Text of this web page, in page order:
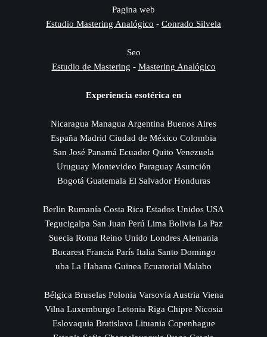
Pagina web
Estudio Mastering Analógico - Conrado Silvela
Seo
Estudio de Mastering - Mastering Analógico
Experiencia esotérica en
Nicaragua Managua Argentina Buenos Aires
España Madrid Ciudad de México Colombia
San José Panamá Ecuador Quito Venezuela
Uruguay Montevideo Paraguay Asunción
Bogotá Guatemala El Salvador Honduras
Berlin Rumanía Costa Rica Estados Unidos USA
Tegucigalpa San Juan Perú Lima Bolivia La Paz
Suecia Roma Reino Unido Londres Alemania
Bucarest Francia París Italia Santo Domingo
uba La Habana Guinea Ecuatorial Malabo
Bélgica Bruselas Polonia Varsovia Austria Viena
Vilna Luxemburgo Letonia Riga Chipre Nicosia
Eslovaquia Bratislava Lituania Copenhague